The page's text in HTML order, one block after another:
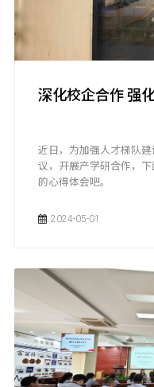
深化校企合作 强
近日，为加强人才梯队
议，开展产学研合作，
的心得体会吧。
2024-05-01